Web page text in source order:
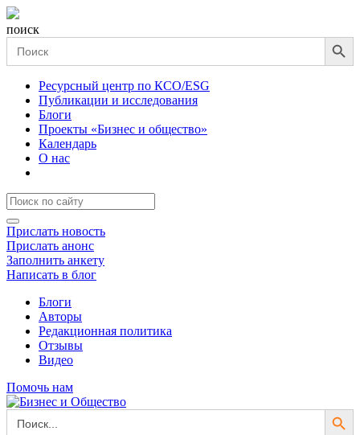
поиск
Search
for:
Search Button
Ресурсный центр по КСО/ESG
Публикации и исследования
Блоги
Проекты «Бизнес и общество»
Календарь
О нас
Прислать новость
Прислать анонс
Заполнить анкету
Написать в блог
Блоги
Авторы
Редакционная политика
Отзывы
Видео
Помочь нам
Search
for:
Search Button